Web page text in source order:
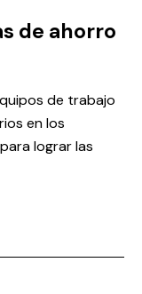
de ahorro
de trabajo
en los
lograr las